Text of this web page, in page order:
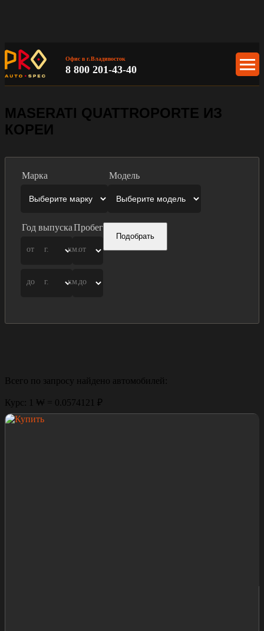
Офис в г.Владивосток
8 800 201-43-40
MASERATI QUATTROPORTE ИЗ
КОРЕИ
Марка Модель
Год выпуска
от г.
до г.
Пробег
от
км.
до
км.
Подобрать
Всего по запросу найдено автомобилей:
Курс: 1 ₩ = 0.0574121 ₽